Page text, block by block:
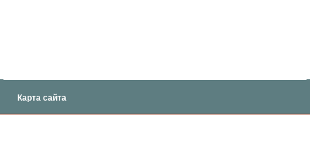
Карта сайта